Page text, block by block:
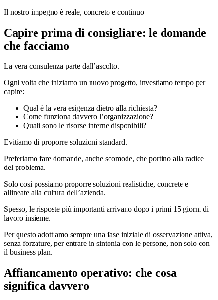
Il nostro impegno è reale, concreto e continuo.
Capire prima di consigliare: le domande
che facciamo
La vera consulenza parte dall’ascolto.
Ogni volta che iniziamo un nuovo progetto, investiamo tempo per
capire:
Qual è la vera esigenza dietro alla richiesta?
Come funziona davvero l’organizzazione?
Quali sono le risorse interne disponibili?
Evitiamo di proporre soluzioni standard.
Preferiamo fare domande, anche scomode, che portino alla radice
del problema.
Solo così possiamo proporre soluzioni realistiche, concrete e
allineate alla cultura dell’azienda.
Spesso, le risposte più importanti arrivano dopo i primi 15 giorni di
lavoro insieme.
Per questo adottiamo sempre una fase iniziale di osservazione attiva,
senza forzature, per entrare in sintonia con le persone, non solo con
il business plan.
Affiancamento operativo: che cosa
significa davvero